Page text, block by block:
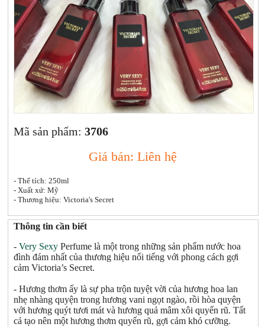
Xịt khoáng
Sữa rửa mặt | Tẩy trang | Lột mụn
Nước hoa hồng | Toner
Sản phẩm trang điểm khác
Kit | Samples các loại
Cushion | BB cream | CC cream
Giảm cân | Tăng cân
Sp chăm sóc da khác
Mã sản phẩm:3706
Giá bán: Liên hệ
- Thể tích: 250ml
- Xuất xứ: Mỹ
- Thương hiệu: Victoria's Secret
Thông tin cần biết
-Very Sexy Perfume là một trong những sản phẩm nước hoa
đình đám nhất của thương hiệu nổi tiếng với phong cách gợi
cảm Victoria’s Secret.
- Hương thơm ấy là sự pha trộn tuyệt vời của hương hoa lan
nhẹ nhàng quyện trong hương vani ngọt ngào, rồi hòa quyện
với hương quýt tươi mát và hương quả mâm xôi quyến rũ. Tất
cả tạo nên một hương thơm quyến rũ, gợi cảm khó cưỡng.